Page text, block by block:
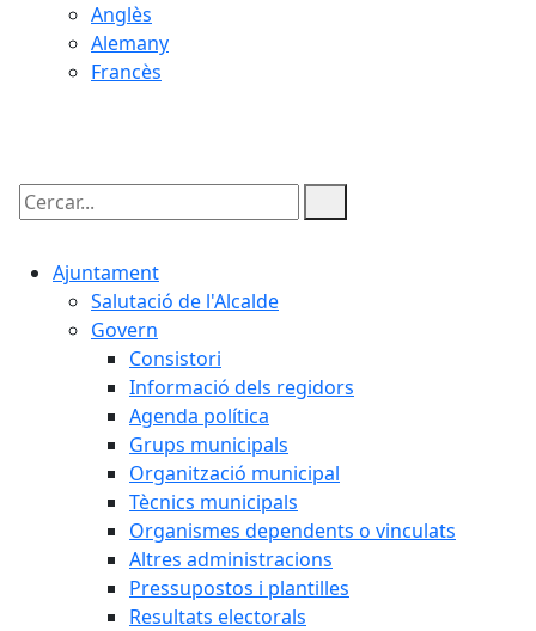
Anglès
Alemany
Francès
Cercar:
Ajuntament
Salutació de l'Alcalde
Govern
Consistori
Informació dels regidors
Agenda política
Grups municipals
Organització municipal
Tècnics municipals
Organismes dependents o vinculats
Altres administracions
Pressupostos i plantilles
Resultats electorals